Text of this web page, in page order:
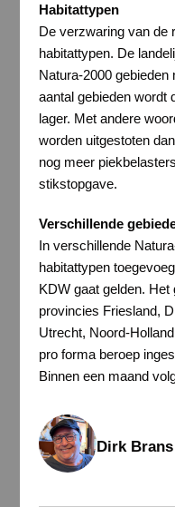
Habitattypen
De verzwaring van de
habitattypen. De
Natura-2000 gebieden
aantal gebieden wordt
lager. Met andere
worden uitgestoten
nog meer
stikstopgave.
Verschillende
In verschillende
habitattypen
KDW gaat gelden. Het
provincies Friesland,
Utrecht, Noord-
pro forma beroep
Binnen een maand
Dirk Brans